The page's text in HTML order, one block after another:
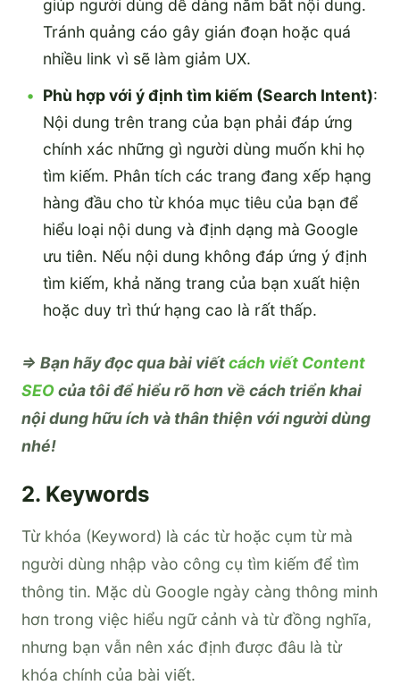
giúp người dùng dễ dàng nắm bắt nội dung.
Tránh quảng cáo gây gián đoạn hoặc quá
nhiều link vì sẽ làm giảm UX.
Phù hợp với ý định tìm kiếm (Search Intent):
Nội dung trên trang của bạn phải đáp ứng
chính xác những gì người dùng muốn khi họ
tìm kiếm. Phân tích các trang đang xếp hạng
hàng đầu cho từ khóa mục tiêu của bạn để
hiểu loại nội dung và định dạng mà Google
ưu tiên. Nếu nội dung không đáp ứng ý định
tìm kiếm, khả năng trang của bạn xuất hiện
hoặc duy trì thứ hạng cao là rất thấp.
=> Bạn hãy đọc qua bài viếtcách viết Content
SEOcủa tôi để hiểu rõ hơn về cách triển khai
nội dung hữu ích và thân thiện với người dùng
nhé!
2. Keywords
Từ khóa (Keyword) là các từ hoặc cụm từ mà
người dùng nhập vào công cụ tìm kiếm để tìm
thông tin. Mặc dù Google ngày càng thông minh
hơn trong việc hiểu ngữ cảnh và từ đồng nghĩa,
nhưng bạn vẫn nên xác định được đâu là từ
khóa chính của bài viết.